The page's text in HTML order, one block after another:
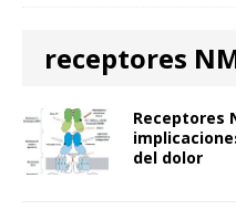
receptores
Receptores
del dolor